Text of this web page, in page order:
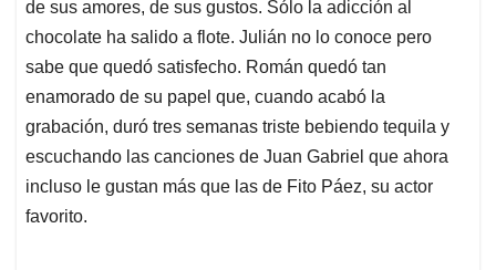
de sus amores, de sus gustos. Sólo la adicción al
chocolate ha salido a flote. Julián no lo conoce pero
sabe que quedó satisfecho. Román quedó tan
enamorado de su papel que, cuando acabó la
grabación, duró tres semanas triste bebiendo tequila y
escuchando las canciones de Juan Gabriel que ahora
incluso le gustan más que las de Fito Páez, su actor
favorito.